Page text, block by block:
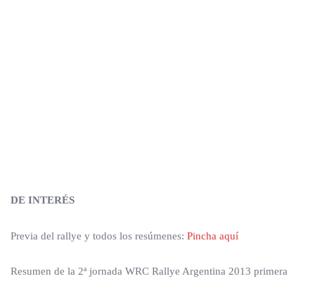
DE INTERÉS
Previa del rallye y todos los resúmenes: Pincha aquí
Resumen de la 2ª jornada WRC Rallye Argentina 2013 primera